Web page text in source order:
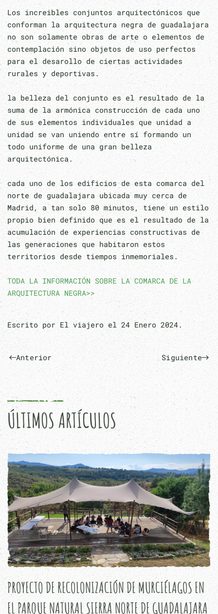
Los increibles conjuntos arquitectónicos que
conforman la arquitectura negra de guadalajara
no son solamente obras de arte o elementos de
contemplación sino objetos de uso perfectos
para el desarollo de ciertas actividades
rurales y deportivas.
la belleza del conjunto es el resultado de la
suma de la armónica construcción de cada uno
de sus elementos individuales que unidad a
unidad se van uniendo entre sí formando un
todo uniforme de una gran belleza
arquitectónica.
cada uno de los edificios de esta comarca del
norte de guadalajara ubicada muy cerca de
Madrid, a tan solo 80 minutos, tiene un estilo
propio bien definido que es el resultado de la
acumulación de experiencias constructivas de
las generaciones que habitaron estos
territorios desde tiempos inmemoriales.
TODA LA INFORMACIÓN SOBRE LA COMARCA DE LA
ARQUITECTURA NEGRA>>
Escrito por El viajero el24 Enero 2024.
Anterior Siguiente
ÚLTIMOS ARTÍCULOS
PROYECTO DE RECOLONIZACIÓN DE MURCIÉLAGOS EN
EL PARQUE NATURAL SIERRA NORTE DE GUADALAJARA